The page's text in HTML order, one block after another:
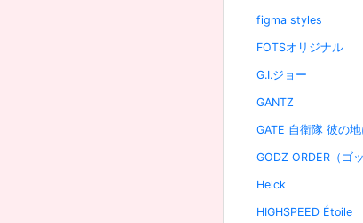
figma styles
FOTSオリジナル
G.I.ジョー
GANTZ
GATE 自衛隊 彼の
GODZ ORDER（ゴ
Helck
HIGHSPEED Étoile